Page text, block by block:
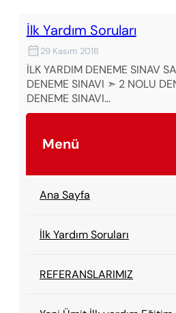
İlk Yardım Soruları
29 Kasım 2018
İLK YARDIM DENEME SINAV
DENEME SINAVI ➣ 2 NOLU
DENEME SINAVI…
Menü
Ana Sayfa
İlk Yardım Soruları
REFERANSLARIMIZ